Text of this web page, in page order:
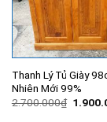
Thanh Lý Tủ Giày
Nhiên Mới 99%
2.700.000₫ Giá